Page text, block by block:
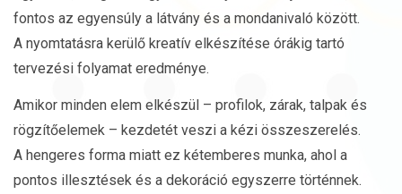
fontos az egyensúly a látvány és a mondanivaló között.
A nyomtatásra kerülő kreatív elkészítése órákig tartó
tervezési folyamat eredménye.
Amikor minden elem elkészül – profilok, zárak, talpak és
rögzítőelemek – kezdetét veszi a kézi összeszerelés.
A hengeres forma miatt ez kétemberes munka, ahol a
pontos illesztések és a dekoráció egyszerre történnek.